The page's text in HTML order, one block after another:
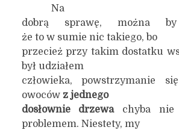
Na
dobrą sprawę, można by
że to w sumie nic takiego, bo
przecież przy takim dostatku
był udziałem
człowieka, powstrzymanie
owoców z jednego
dosłownie drzewachyba nie
problemem. Niestety, my